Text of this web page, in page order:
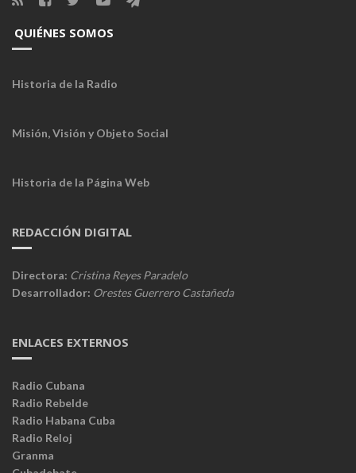
QUIÉNES SOMOS
Historia de la Radio
Misión, Visión y Objeto Social
Historia de la Página Web
REDACCIÓN DIGITAL
Directora: Cristina Reyes Paradelo
Desarrollador: Orestes Guerrero Castañeda
ENLACES EXTERNOS
Radio Cubana
Radio Rebelde
Radio Habana Cuba
Radio Reloj
Granma